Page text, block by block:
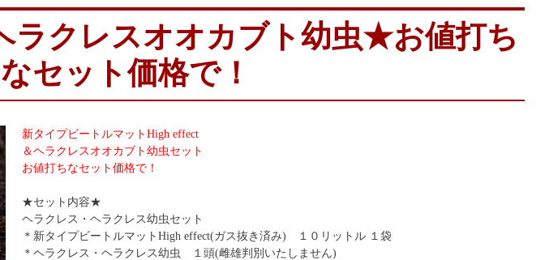
ラクレスオオカブト幼虫★お値打ち
なセット価格で！
新タイプビートルマットHigh effect
＆ヘラクレスオオカブト幼虫セット
お値打ちなセット価格で！
★セット内容★
ヘラクレス・ヘラクレス幼虫セット
＊新タイプビートルマットHigh effect(ガス抜き済み) １０リットル １袋
＊ヘラクレス・ヘラクレス幼虫 １頭(雌雄判別いたしません)